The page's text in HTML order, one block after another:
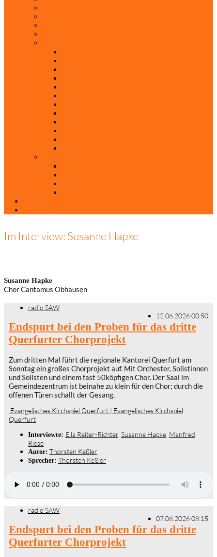
Im Interview: Susanne Hapke
Susanne Hapke
Chor Cantamus Obhausen
radio SAW
12.06.2026 00:50
Endspurt bei den Proben für das dritte
Querfurter Chorprojekt
Zum dritten Mal führt die regionale Kantorei Querfurt am
Sonntag ein großes Chorprojekt auf. Mit Orchester, Solistinnen
und Solisten und einem fast 50köpfigen Chor. Der Saal im
Gemeindezentrum ist beinahe zu klein für den Chor; durch die
offenen Türen schallt der Gesang.
Evangelisches Kirchspiel Querfurt | Evangelisches Kirchspiel
Querfurt
Interviewte: Ella Reiter-Richter Susanne Hapke Manfred
Riese
Autor: Thorsten Keßler
Sprecher: Thorsten Keßler
radio SAW
07.06.2026 08:15
Endspurt bei den Proben für das dritte
Querfurter Chorprojekt